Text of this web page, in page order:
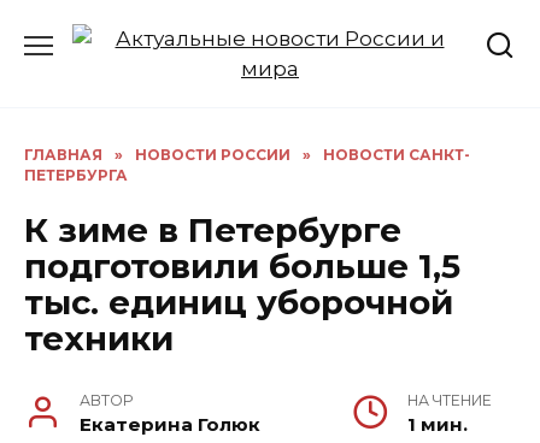
ГЛАВНАЯ » НОВОСТИ РОССИИ »
НОВОСТИ САНКТ-
ПЕТЕРБУРГА
К зиме в Петербурге
подготовили больше 1,5
тыс. единиц уборочной
техники
АВТОР
Екатерина Голюк
НА ЧТЕНИЕ
1 мин.